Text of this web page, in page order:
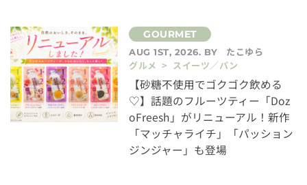
AUG 1ST, 2026. BY
たこゆら
グルメ > スイーツ／パン
【砂糖不使用でゴクゴク飲める
♡】話題のフルーツティー「Doz
oFreesh」がリニューアル！新作
「マッチャライチ」「パッション
ジンジャー」も登場